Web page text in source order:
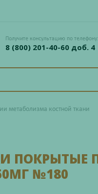
Получите консультацию по телефону:
8 (800) 201-40-60 доб. 4
метаболизма костной ткани
ПОКРЫТЫЕ
№180